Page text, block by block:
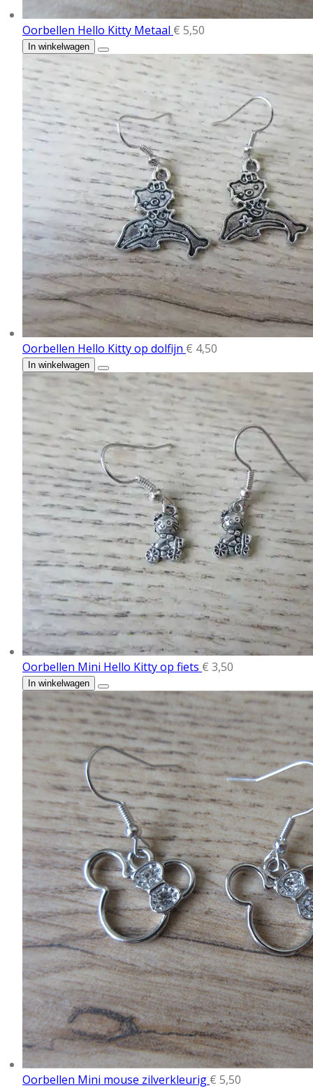
Oorbellen Hello Kitty Metaal € 5,50
In winkelwagen
Oorbellen Hello Kitty op dolfijn € 4,50
In winkelwagen
Oorbellen Mini Hello Kitty op fiets € 3,50
In winkelwagen
Oorbellen Mini mouse zilverkleurig € 5,50